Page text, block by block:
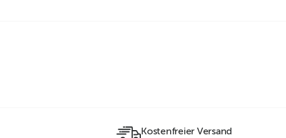
Kostenfreier Versand